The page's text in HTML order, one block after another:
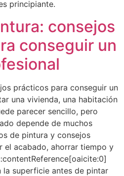
principiante.
consejos
conseguir un
prácticos para conseguir un
una vivienda, una habitación
parecer sencillo, pero
depende de muchos
de pintura y consejos
el acabado, ahorrar tiempo y
la superficie antes de pintar